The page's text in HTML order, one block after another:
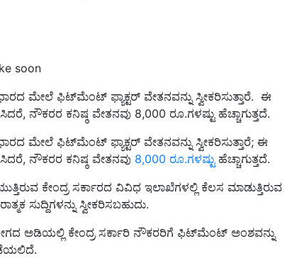
soon
ಮೇಲೆ ಫಿಟ್‌ಮೆಂಟ್ ಫ್ಯಾಕ್ಟರ್ ವೇತನವನ್ನು ಸ್ವೀಕರಿಸುತ್ತಾರೆ. ಈ
ನೌಕರರ ಕನಿಷ್ಠ ವೇತನವು 8,000 ರೂ.ಗಳಷ್ಟು ಹೆಚ್ಚಾಗುತ್ತದೆ.
ಮೇಲೆ ಫಿಟ್‌ಮೆಂಟ್ ಫ್ಯಾಕ್ಟರ್ ವೇತನವನ್ನು ಸ್ವೀಕರಿಸುತ್ತಾರೆ; ಈ
ನೌಕರರ ಕನಿಷ್ಠ ವೇತನವು 8,000 ರೂ.ಗಳಷ್ಟುಹೆಚ್ಚಾಗುತ್ತದೆ.
ಕೇಂದ್ರ ಸರ್ಕಾರದ ವಿವಿಧ ಇಲಾಖೆಗಳಲ್ಲಿ ಕೆಲಸ ಮಾಡುತ್ತಿರುವ
ಸುದ್ದಿಗಳನ್ನು ಸ್ವೀಕರಿಸಬಹುದು.
ಅಡಿಯಲ್ಲಿ ಕೇಂದ್ರ ಸರ್ಕಾರಿ ನೌಕರರಿಗೆ ಫಿಟ್‌ಮೆಂಟ್ ಅಂಶವನ್ನು